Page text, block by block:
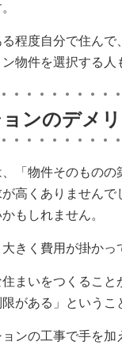
程度自分で住ん
物件を選択する人
ンのデメ
「物件そのもの
高くありません
もしれません。
きく費用が掛かっ
まいをつくるこ
がある」というこ
ンの工事で手を